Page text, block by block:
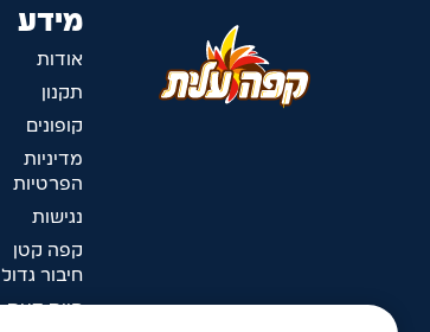
מידע
אודות
תקנון
קופונים
מדיניות
הפרטיות
נגישות
קפה קטן
חיבור גדול
חוות דעת